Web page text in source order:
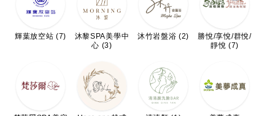
輝葉放空站 (7)
沐黎SPA美學中
心 (3)
沐竹岩盤浴 (2)
勝悅/享悅/群悅/
靜悅 (7)